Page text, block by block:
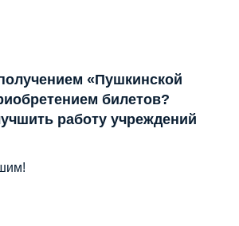
«Пушкинской
билетов?
работу учреждений